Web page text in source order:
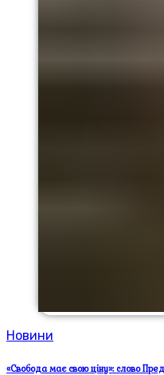
Новини
«Свобода має свою ціну»: слово